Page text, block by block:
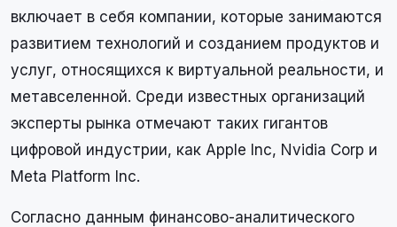
включает в себя компании, которые занимаются
развитием технологий и созданием продуктов и
услуг, относящихся к виртуальной реальности, и
метавселенной. Среди известных организаций
эксперты рынка отмечают таких гигантов
цифровой индустрии, как Apple Inc, Nvidia Corp и
Meta Platform Inc.
Согласно данным финансово-аналитического